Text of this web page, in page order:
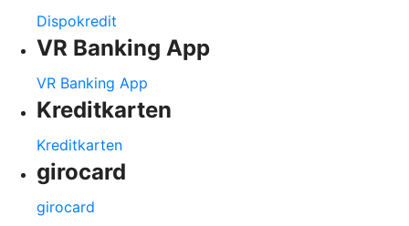
Dispokredit
VR Banking App
VR Banking App
Kreditkarten
Kreditkarten
girocard
girocard